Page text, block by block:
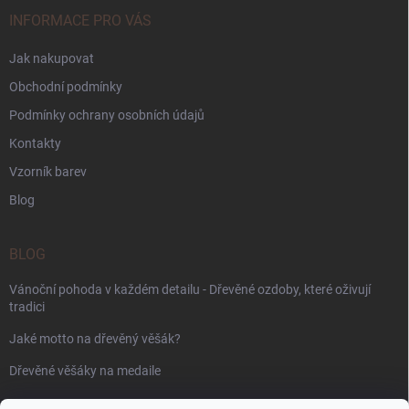
INFORMACE PRO VÁS
Jak nakupovat
Obchodní podmínky
Podmínky ochrany osobních údajů
Kontakty
Vzorník barev
Blog
BLOG
Vánoční pohoda v každém detailu - Dřevěné ozdoby, které oživují
tradici
Jaké motto na dřevěný věšák?
Dřevěné věšáky na medaile